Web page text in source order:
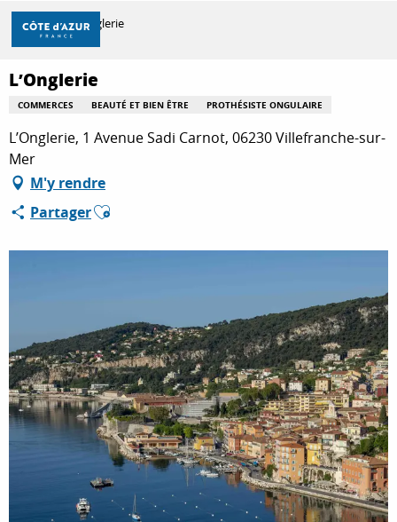
Aller
contenu
principal
DÉCOUVRIR
À FAIRE
SÉJOURNER
Accueil L’Onglerie
L’Onglerie
COMMERCES BEAUTÉ ET BIEN ÊTRE PROTHÉSISTE ONGULAIRE
L’Onglerie, 1 Avenue Sadi Carnot, 06230 Villefranche-sur-
Mer
M'y rendre
PartagerAjouter aux favoris